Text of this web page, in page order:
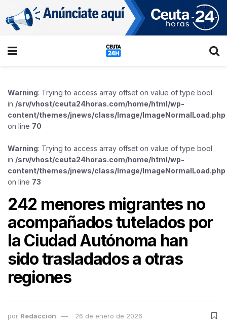
Warning: Trying to access array offset on value of type bool
in /srv/vhost/ceuta24horas.com/home/html/wp-
content/themes/jnews/class/Image/ImageNormalLoad.php
on line 70
Warning: Trying to access array offset on value of type bool
in /srv/vhost/ceuta24horas.com/home/html/wp-
content/themes/jnews/class/Image/ImageNormalLoad.php
on line 73
242 menores migrantes no
acompañados tutelados por
la Ciudad Autónoma han
sido trasladados a otras
regiones
por Redacción 26 de enero de 2026